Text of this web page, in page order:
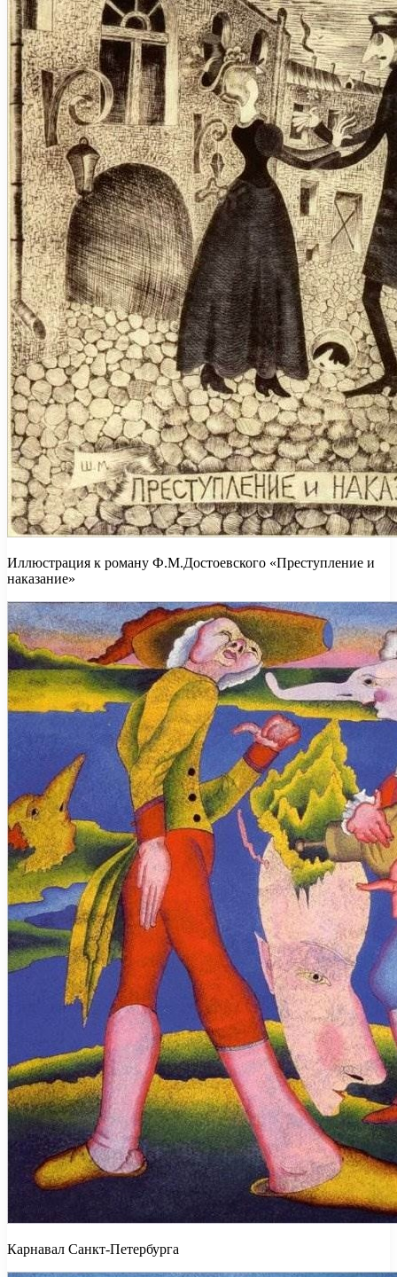
Иллюстрация к роману Ф.М.Достоевского «Преступление и
наказание»
Карнавал Санкт-Петербурга